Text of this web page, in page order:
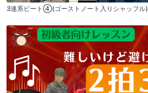
3連系ビート④(ゴーストノート入りシャッフル)